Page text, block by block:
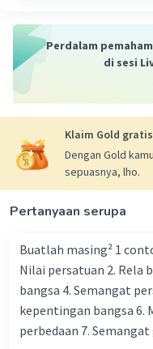
Perdalam
di sesi
Klaim Gold
Dengan Gold
sepuasnya, lho.
Pertanyaan serupa
Buatlah masing² 1
Nilai persatuan 2. Rela
bangsa 4. Semangat
kepentingan bangsa 6.
perbedaan 7.